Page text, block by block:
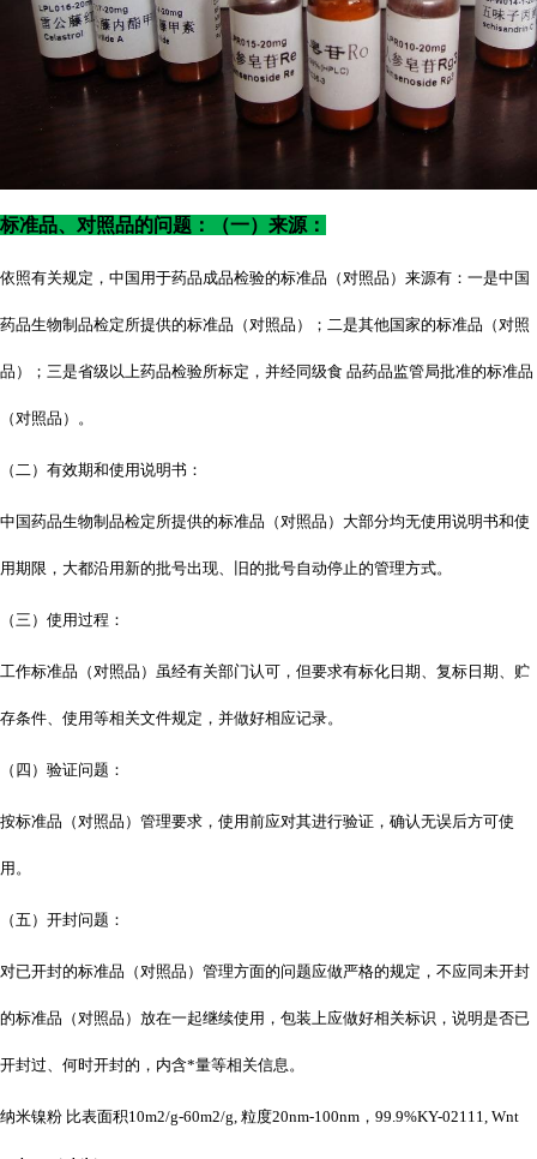
标准品、对照品的问题：（一）来源：
依照有关规定，中国用于药品成品检验的标准品（对照品）来源有：一是中国
药品生物制品检定所提供的标准品（对照品）；二是其他国家的标准品（对照
品）；三是省级以上药品检验所标定，并经同级食 品药品监管局批准的标准品
（对照品）。
（二）有效期和使用说明书：
中国药品生物制品检定所提供的标准品（对照品）大部分均无使用说明书和使
用期限，大都沿用新的批号出现、旧的批号自动停止的管理方式。
（三）使用过程：
工作标准品（对照品）虽经有关部门认可，但要求有标化日期、复标日期、贮
存条件、使用等相关文件规定，并做好相应记录。
（四）验证问题：
按标准品（对照品）管理要求，使用前应对其进行验证，确认无误后方可使
用。
（五）开封问题：
对已开封的标准品（对照品）管理方面的问题应做严格的规定，不应同未开封
的标准品（对照品）放在一起继续使用，包装上应做好相关标识，说明是否已
开封过、何时开封的，内含*量等相关信息。
纳米镍粉 比表面积10m2/g-60m2/g, 粒度20nm-100nm，99.9%KY-02111, Wnt